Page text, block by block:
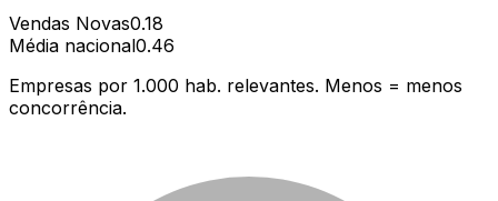
Vendas Novas0.18
Média nacional0.46
Empresas por 1.000 hab. relevantes. Menos = menos
concorrência.